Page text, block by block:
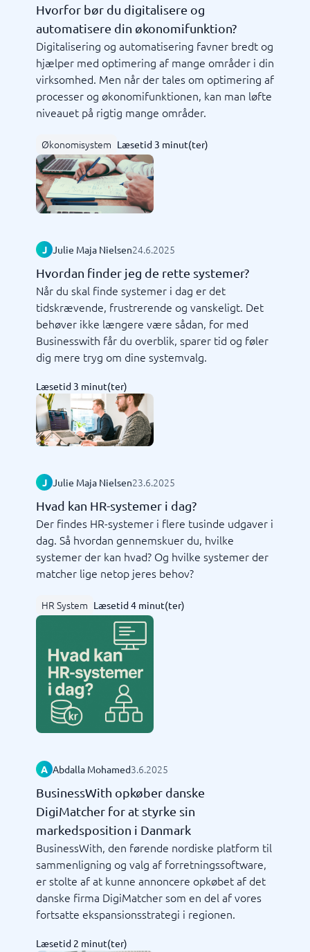
Hvorfor bør du digitalisere og
automatisere din økonomifunktion?
Digitalisering og automatisering favner bredt og
hjælper med optimering af mange områder i din
virksomhed. Men når der tales om optimering af
processer og økonomifunktionen, kan man løfte
niveauet på rigtig mange områder.
Økonomisystem Læsetid 3 minut(ter)
J Julie Maja Nielsen24.6.2025
Hvordan finder jeg de rette systemer?
Når du skal finde systemer i dag er det
tidskrævende, frustrerende og vanskeligt. Det
behøver ikke længere være sådan, for med
Businesswith får du overblik, sparer tid og føler
dig mere tryg om dine systemvalg.
Læsetid 3 minut(ter)
J Julie Maja Nielsen23.6.2025
Hvad kan HR-systemer i dag?
Der findes HR-systemer i flere tusinde udgaver i
dag. Så hvordan gennemskuer du, hvilke
systemer der kan hvad? Og hvilke systemer der
matcher lige netop jeres behov?
HR System Læsetid 4 minut(ter)
A Abdalla Mohamed3.6.2025
BusinessWith opkøber danske
DigiMatcher for at styrke sin
markedsposition i Danmark
BusinessWith, den førende nordiske platform til
sammenligning og valg af forretningssoftware,
er stolte af at kunne annoncere opkøbet af det
danske firma DigiMatcher som en del af vores
fortsatte ekspansionsstrategi i regionen.
Læsetid 2 minut(ter)